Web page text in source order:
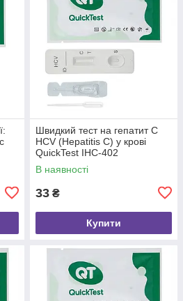
Швидкий тест на гепатит C
HCV (Hepatitis C) у крові
QuickTest IHC-402
В наявності
33 ₴
Купити